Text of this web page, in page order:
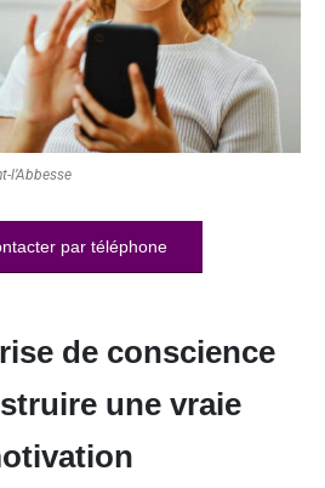
l’Abbesse
par téléphone
de conscience
une vraie